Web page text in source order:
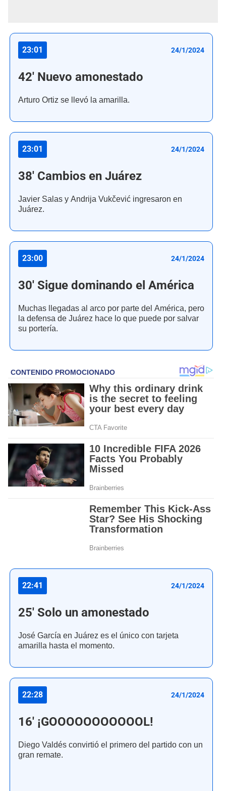
23:01 24/1/2024
42' Nuevo amonestado
Arturo Ortiz se llevó la amarilla.
23:01 24/1/2024
38' Cambios en Juárez
Javier Salas y Andrija Vukčević ingresaron en
Juárez.
23:00 24/1/2024
30' Sigue dominando el América
Muchas llegadas al arco por parte del América, pero
la defensa de Juárez hace lo que puede por salvar
su portería.
22:41 24/1/2024
25' Solo un amonestado
José García en Juárez es el único con tarjeta
amarilla hasta el momento.
22:28 24/1/2024
16' ¡GOOOOOOOOOOOL!
Diego Valdés convirtió el primero del partido con un
gran remate.